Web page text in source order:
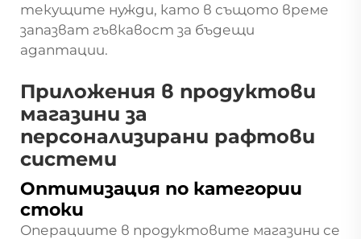
текущите нужди, като в същото време
запазват гъвкавост за бъдещи
адаптации.
Приложения в продуктови
магазини за
персонализирани рафтови
системи
Оптимизация по категории
стоки
Операциите в продуктовите магазини се